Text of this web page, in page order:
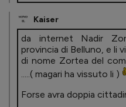
Kaiser
da internet Nadir
provincia di Belluno, e li
di nome Zortea del
.....( magari ha vissuto li )
Forse avra doppia